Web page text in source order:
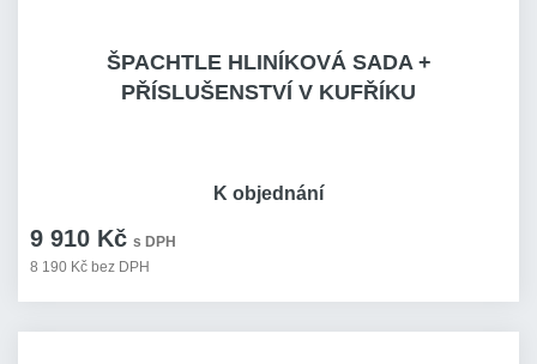
ŠPACHTLE HLINÍKOVÁ SADA +
PŘÍSLUŠENSTVÍ V KUFŘÍKU
9 910 Kč s DPH
8 190 Kč bez DPH
K objednání